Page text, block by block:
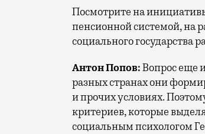
Посмотрите на
пенсионной системой, на
социального государства
Антон Попов:Вопрос еще
разных странах они
и прочих условиях.
критериев, которые
социальным психологом